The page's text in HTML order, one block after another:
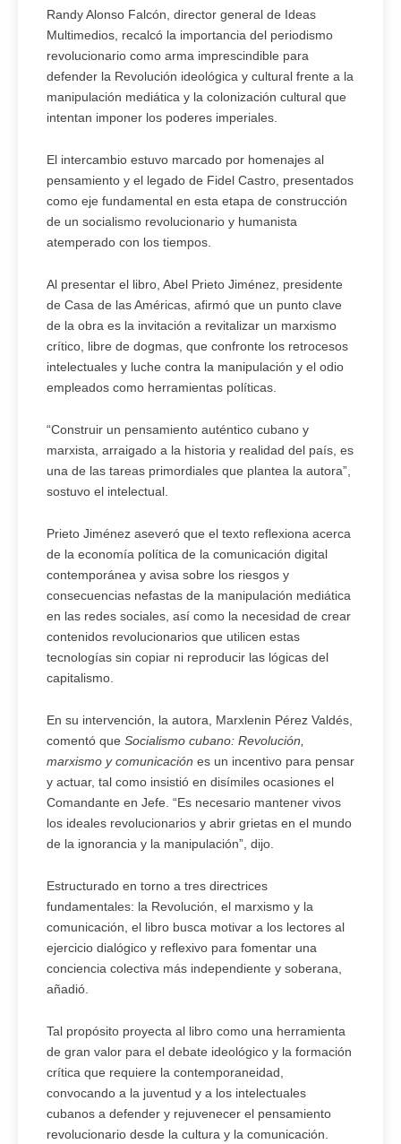
Randy Alonso Falcón, director general de Ideas
Multimedios, recalcó la importancia del periodismo
revolucionario como arma imprescindible para
defender la Revolución ideológica y cultural frente a la
manipulación mediática y la colonización cultural que
intentan imponer los poderes imperiales.
El intercambio estuvo marcado por homenajes al
pensamiento y el legado de Fidel Castro, presentados
como eje fundamental en esta etapa de construcción
de un socialismo revolucionario y humanista
atemperado con los tiempos.
Al presentar el libro, Abel Prieto Jiménez, presidente
de Casa de las Américas, afirmó que un punto clave
de la obra es la invitación a revitalizar un marxismo
crítico, libre de dogmas, que confronte los retrocesos
intelectuales y luche contra la manipulación y el odio
empleados como herramientas políticas.
“Construir un pensamiento auténtico cubano y
marxista, arraigado a la historia y realidad del país, es
una de las tareas primordiales que plantea la autora”,
sostuvo el intelectual.
Prieto Jiménez aseveró que el texto reflexiona acerca
de la economía política de la comunicación digital
contemporánea y avisa sobre los riesgos y
consecuencias nefastas de la manipulación mediática
en las redes sociales, así como la necesidad de crear
contenidos revolucionarios que utilicen estas
tecnologías sin copiar ni reproducir las lógicas del
capitalismo.
En su intervención, la autora, Marxlenin Pérez Valdés,
comentó que Socialismo cubano: Revolución,
marxismo y comunicación es un incentivo para pensar
y actuar, tal como insistió en disímiles ocasiones el
Comandante en Jefe. “Es necesario mantener vivos
los ideales revolucionarios y abrir grietas en el mundo
de la ignorancia y la manipulación”, dijo.
Estructurado en torno a tres directrices
fundamentales: la Revolución, el marxismo y la
comunicación, el libro busca motivar a los lectores al
ejercicio dialógico y reflexivo para fomentar una
conciencia colectiva más independiente y soberana,
añadió.
Tal propósito proyecta al libro como una herramienta
de gran valor para el debate ideológico y la formación
crítica que requiere la contemporaneidad,
convocando a la juventud y a los intelectuales
cubanos a defender y rejuvenecer el pensamiento
revolucionario desde la cultura y la comunicación.